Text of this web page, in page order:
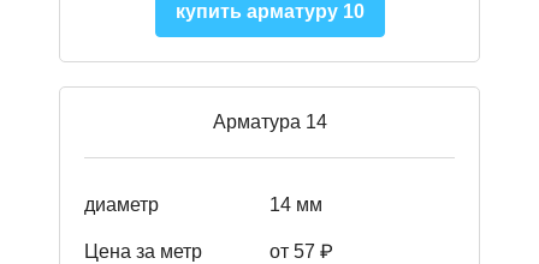
купить арматуру 10
Арматура 14
диаметр 14 мм
Цена за метр от 57 ₽